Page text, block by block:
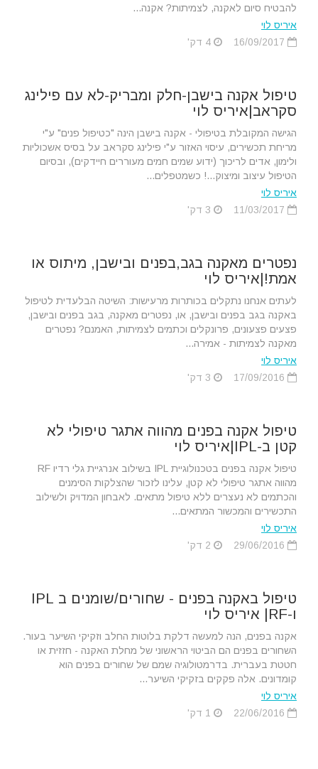
להבטיח סיום לאקנה, לצמיתות? אקנה...
איריס לוי
טיפול אקנה בישבן-חלק ומבריק-לא עם פילינג
סקראב|איריס לוי
הגישה המקובלת בטיפולי - אקנה בישבן הינה "כטיפול פנים" ע"י
מריחת תכשירים, עיסוי האזור ע"י פילינג סקראב על בסיס אשכוליות
ולימון, אדים לריכוך (ידוע שמים חמים מעוררים חיידקים), ובסיום
הטיפול עיצוב ומיצוק...! כשמטפלים...
איריס לוי
נפטרים מאקנה בגב,בפנים ובישבן, מיתוס או
אמת!|איריס לוי
לעתים אנחנו נתקלים בכותרות מרעישות: השיטה הבלעדית לטיפול
באקנה בגב בפנים ובישבן, או, נפטרים מאקנה, בגב בפנים ובישבן,
פצעים פצעונים, פרונקלים וכתמים לצמיתות, האמנם? נפטרים
מאקנה לצמיתות - אמירה...
איריס לוי
טיפול אקנה בפנים מהווה אתגר טיפולי לא
קטן ב-IPL|איריס לוי
טיפול אקנה בפנים בטכנולוגיית IPL בשילוב אנרגיית גלי רדיו RF
מהווה אתגר טיפולי לא קטן, עלינו לזכור שהצלקות הסימנים
והכתמים לא נעצרים ללא טיפול מתאים. לאבחון המדויק ולשילוב
התכשירים והמכשור המתאים...
איריס לוי
טיפול באקנה בפנים - שחורים/שומנים ב IPL
ו-RF| איריס לוי
אקנה בפנים, הנה למעשה דלקת בלוטות החלב וזקיקי השיער בעור.
השחורים בפנים הם הביטוי הראשוני של מחלת האקנה - חזזית או
חטטת בעברית. בדרמטולוגיה שמם של שחורים בפנים הוא
קומדונים. אלה פקקים בזקיקי השיער...
איריס לוי